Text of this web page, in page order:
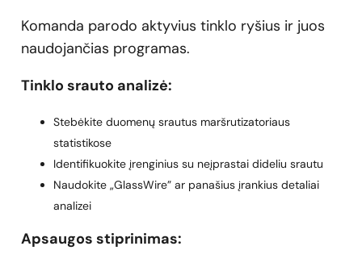
Komanda parodo aktyvius tinklo ryšius ir juos
naudojančias programas.
Tinklo srauto analizė:
Stebėkite duomenų srautus maršrutizatoriaus
statistikose
Identifikuokite įrenginius su neįprastai dideliu srautu
Naudokite „GlassWire” ar panašius įrankius detaliai
analizei
Apsaugos stiprinimas: